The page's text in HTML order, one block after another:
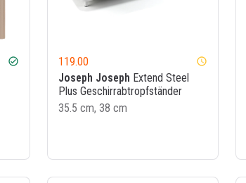
check_circle 119.00 watch_later
Joseph Joseph Extend Steel
Plus Geschirrabtropfständer
35.5 cm, 38 cm